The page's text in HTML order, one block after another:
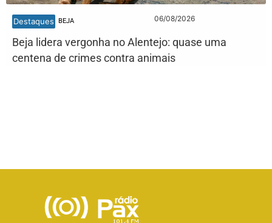
Destaques BEJA 06/08/2026
Beja lidera vergonha no Alentejo: quase uma
centena de crimes contra animais